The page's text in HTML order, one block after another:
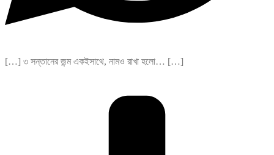
[…] ৩ সন্তানের জন্ম একইসাথে, নামও রাখা হলো… […]